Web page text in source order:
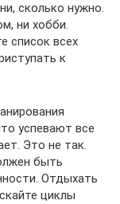
сколько нужно.
ни хобби.
список всех
к
успевают все
Это не так.
быть
Отдыхать
циклы